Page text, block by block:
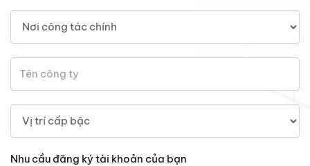
Nhu cầu đăng ký tài khoản của bạn